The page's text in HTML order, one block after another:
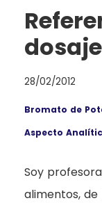
28/02/2012
Bromato de
Aspecto
Soy
alimentos, de